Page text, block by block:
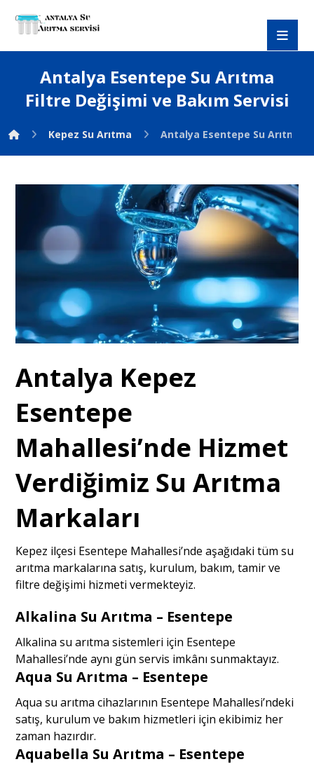
Antalya Esentepe Su Arıtma
Filtre Değişimi ve Bakım Servisi
Kepez Su Arıtma Antalya Esentepe Su Arıtma
Antalya Kepez
Esentepe
Mahallesi’nde Hizmet
Verdiğimiz Su Arıtma
Markaları
Kepez ilçesi Esentepe Mahallesi’nde aşağıdaki tüm su
arıtma markalarına satış, kurulum, bakım, tamir ve
filtre değişimi hizmeti vermekteyiz.
Alkalina Su Arıtma – Esentepe
Alkalina su arıtma sistemleri için Esentepe
Mahallesi’nde aynı gün servis imkânı sunmaktayız.
Aqua Su Arıtma – Esentepe
Aqua su arıtma cihazlarının Esentepe Mahallesi’ndeki
satış, kurulum ve bakım hizmetleri için ekibimiz her
zaman hazırdır.
Aquabella Su Arıtma – Esentepe